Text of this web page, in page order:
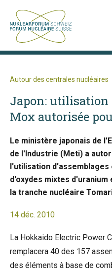
Autour des centrales nucléaires
Japon: utilisation
Mox autorisée
Le ministère japonais de
de l'Industrie (Meti) a
l'utilisation d'assemblages
d'oxydes mixtes d'uranium
la tranche nucléaire
14 déc. 2010
La Hokkaido Electric Power
remplacera 40 des 157
des éléments à base de